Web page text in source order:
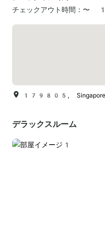
チェックアウト時間： 〜
179805,
デラックスルーム